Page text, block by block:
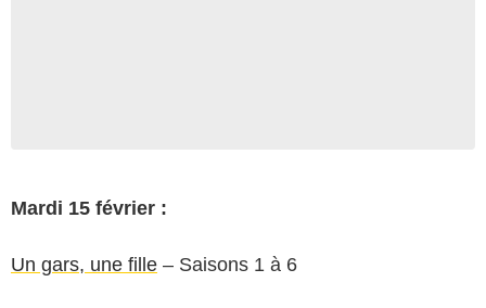
Mardi 15 février :
Un gars, une fille – Saisons 1 à 6